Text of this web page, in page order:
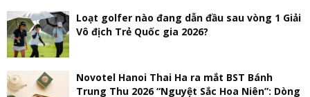
Loạt golfer nào đang dẫn đầu sau vòng 1 Giải
Vô địch Trẻ Quốc gia 2026?
Novotel Hanoi Thai Ha ra mắt BST Bánh
Trung Thu 2026 “Nguyệt Sắc Hoa Niên”: Dòng